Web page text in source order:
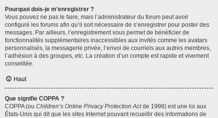
Pourquoi dois-je m’enregistrer ?
Vous pouvez ne pas le faire, mais l’administrateur du forum peut avoir
configuré les forums afin qu’il soit nécessaire de s’enregistrer pour poster des
messages. Par ailleurs, l’enregistrement vous permet de bénéficier de
fonctionnalités supplémentaires inaccessibles aux invités comme les avatars
personnalisés, la messagerie privée, l’envoi de courriels aux autres membres,
l’adhésion à des groupes, etc. La création d’un compte est rapide et vivement
conseillée.
Haut
Que signifie COPPA ?
COPPA (ou Children’s Online Privacy Protection Actde 1998) est une loi aux
États-Unis qui dit que les sites Internet pouvant recueillir des informations de